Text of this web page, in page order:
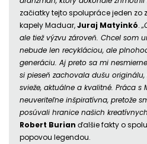
začiatky tejto spolupráce jeden
kapely Maduar,Juraj Matyinkó.
ale tiež výzvu zároveň. Chcel som
nebude len recykláciou, ale
generáciu. Aj preto sa mi
si pieseň zachovala dušu
svieže, aktuálne a kvalitné. Práca s
neuveriteľne inšpiratívna, pretože
posúvali hranice našich
Robert Burian ďalšie fakty o
popovou legendou.